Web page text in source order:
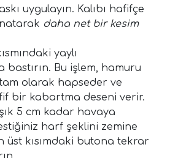
uygulayın. Kalıbı hafifçe
daha net bir kesim
yaylı
bastırın. Bu işlem, hamuru
tam olarak hapseder ve
bir kabartma deseni verir.
5 cm kadar havaya
harf şeklini zemine
üst kısımdaki butona tekrar